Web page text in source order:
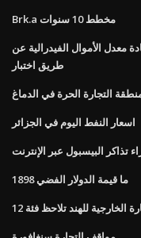
Brk.a مخطط 10 سنوات
معدل الأموال الفيدرالية عن
طريق اختبار
التجارة الحرة في الدماغ
اسعار النفط اليوم في الجزائر
تذاكر البيسبول عبر الإنترنت
ما قيمة الدولار الفضي 1898
الخارجية للهند تلاحظ فئة 12